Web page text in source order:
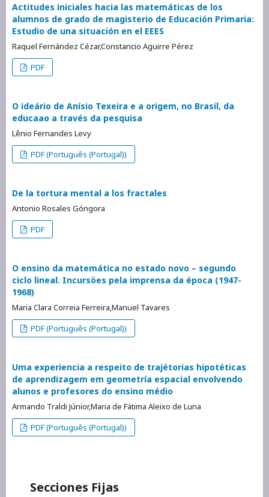
Actitudes iniciales hacia las matemáticas de los
alumnos de grado de magisterio de Educación Primaria:
Estudio de una situación en el EEES
Raquel Fernández Cézar,Constancio Aguirre Pérez
PDF
O ideário de Anísio Texeira e a origem, no Brasil, da
educaao a través da pesquisa
Lênio Fernandes Levy
PDF (Português (Portugal))
De la tortura mental a los fractales
Antonio Rosales Góngora
PDF
O ensino da matemática no estado novo – segundo
ciclo lineal. Incursöes pela imprensa da época (1947-
1968)
Maria Clara Correia Ferreira,Manuel Tavares
PDF (Português (Portugal))
Uma experiencia a respeito de trajétorias hipotéticas
de aprendizagem em geometría espacial envolvendo
alunos e profesores do ensino médio
Armando Traldi Júnior,Maria de Fátima Aleixo de Luna
PDF (Português (Portugal))
Secciones Fijas